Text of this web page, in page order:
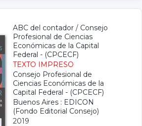
ABC del contador / Consejo
Profesional de Ciencias
Económicas de la Capital
Federal - (CPCECF)
TEXTO IMPRESO
Consejo Profesional de
Ciencias Económicas de la
Capital Federal - (CPCECF)
Buenos Aires : EDICON
(Fondo Editorial Consejo)
2019